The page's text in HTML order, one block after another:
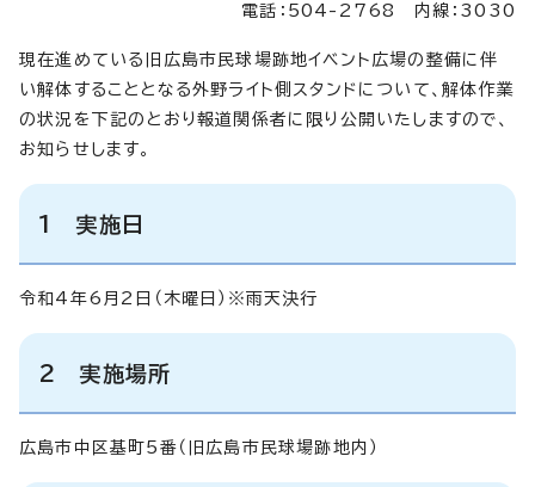
電話：504-2768 内線：3030
現在進めている旧広島市民球場跡地イベント広場の整備に伴
い解体することとなる外野ライト側スタンドについて、解体作業
の状況を下記のとおり報道関係者に限り公開いたしますので、
お知らせします。
1 実施日
令和4年6月2日（木曜日）※雨天決行
2 実施場所
広島市中区基町5番（旧広島市民球場跡地内）